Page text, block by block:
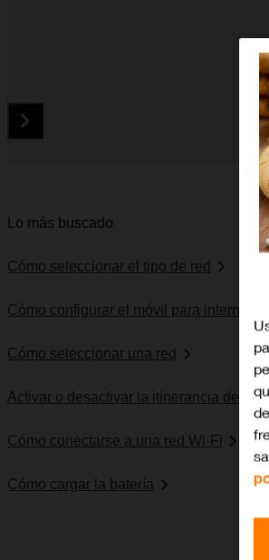
Diapositiva 1 de 5. Apple iPhone 15
Lo más buscado
Cómo seleccionar el tipo de red
Cómo configurar el móvil para internet
Cómo seleccionar una red
Activar o desactivar la itinerancia de
Cómo conectarse a una red Wi-Fi
Cómo cargar la batería